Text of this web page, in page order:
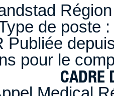
de poste
Publiée
pour le
CADRE